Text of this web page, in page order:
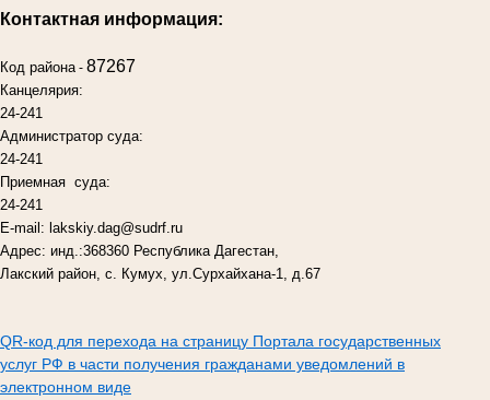
Контактная информация:
Код района - 87267
Канцелярия:
24-241
Администратор суда:
24-241
Приемная суда:
24-241
E-mail: lakskiy.dag@sudrf.ru
Адрес: инд.:368360 Республика Дагестан,
Лакский район, с. Кумух, ул.Сурхайхана-1, д.67
QR-код для перехода на страницу Портала государственных
услуг РФ в части получения гражданами уведомлений в
электронном виде